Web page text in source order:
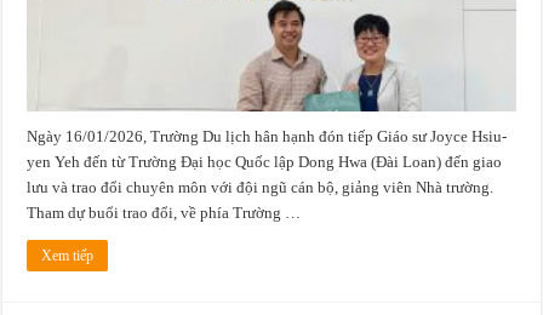
Loan
Quốc)
đề:
Ẩm
thực
–
Du
Ngày 16/01/2026, Trường Du lịch hân hạnh đón tiếp Giáo sư Joyce Hsiu-
yen Yeh đến từ Trường Đại học Quốc lập Dong Hwa (Đài Loan) đến giao
lưu và trao đổi chuyên môn với đội ngũ cán bộ, giảng viên Nhà trường.
Tham dự buổi trao đổi, về phía Trường …
Xem tiếp